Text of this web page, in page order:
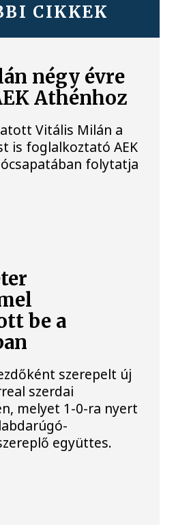
CIKKEK
négy évre
Athénhoz
Vitális Milán a
is foglalkoztató AEK
folytatja
be a
szerepelt új
szerdai
melyet 1-0-ra nyert
együttes.